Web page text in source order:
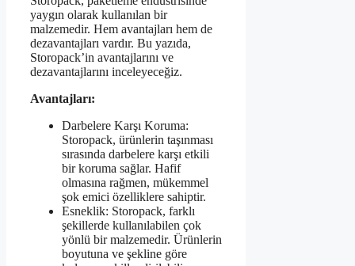
yaygın olarak kullanılan bir
malzemedir. Hem avantajları hem de
dezavantajları vardır. Bu yazıda,
Storopack’in avantajlarını ve
dezavantajlarını inceleyeceğiz.
Avantajları:
Darbelere Karşı Koruma:
Storopack, ürünlerin taşınması
sırasında darbelere karşı etkili
bir koruma sağlar. Hafif
olmasına rağmen, mükemmel
şok emici özelliklere sahiptir.
Esneklik: Storopack, farklı
şekillerde kullanılabilen çok
yönlü bir malzemedir. Ürünlerin
boyutuna ve şekline göre